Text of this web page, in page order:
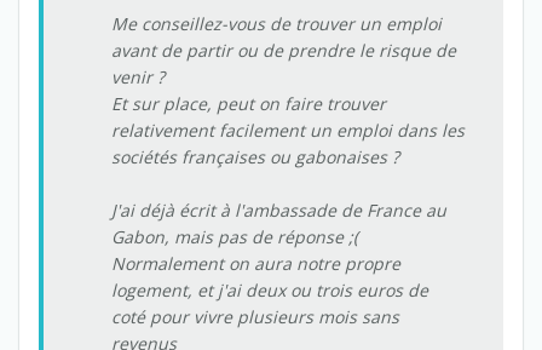
Me conseillez-vous de trouver un emploi
avant de partir ou de prendre le risque de
venir ?
Et sur place, peut on faire trouver
relativement facilement un emploi dans les
sociétés françaises ou gabonaises ?
J'ai déjà écrit à l'ambassade de France au
Gabon, mais pas de réponse ;(
Normalement on aura notre propre
logement, et j'ai deux ou trois euros de
coté pour vivre plusieurs mois sans
revenus